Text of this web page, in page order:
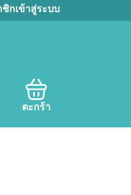
ชิกเข้าสู่ระบบ
ตะกร้า